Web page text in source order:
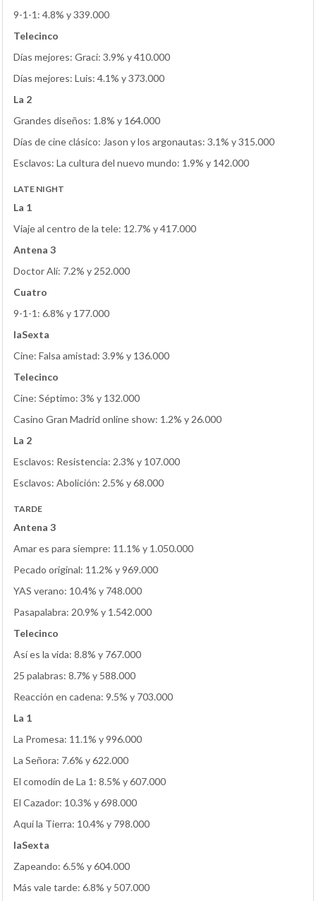
9-1-1: 4.8% y 339.000
Telecinco
Días mejores: Graci: 3.9% y 410.000
Días mejores: Luis: 4.1% y 373.000
La 2
Grandes diseños: 1.8% y 164.000
Días de cine clásico: Jason y los argonautas: 3.1% y 315.000
Esclavos: La cultura del nuevo mundo: 1.9% y 142.000
LATE NIGHT
La 1
Viaje al centro de la tele: 12.7% y 417.000
Antena 3
Doctor Alí: 7.2% y 252.000
Cuatro
9-1-1: 6.8% y 177.000
laSexta
Cine: Falsa amistad: 3.9% y 136.000
Telecinco
Cine: Séptimo: 3% y 132.000
Casino Gran Madrid online show: 1.2% y 26.000
La 2
Esclavos: Resistencia: 2.3% y 107.000
Esclavos: Abolición: 2.5% y 68.000
TARDE
Antena 3
Amar es para siempre: 11.1% y 1.050.000
Pecado original: 11.2% y 969.000
YAS verano: 10.4% y 748.000
Pasapalabra: 20.9% y 1.542.000
Telecinco
Así es la vida: 8.8% y 767.000
25 palabras: 8.7% y 588.000
Reacción en cadena: 9.5% y 703.000
La 1
La Promesa: 11.1% y 996.000
La Señora: 7.6% y 622.000
El comodín de La 1: 8.5% y 607.000
El Cazador: 10.3% y 698.000
Aquí la Tierra: 10.4% y 798.000
laSexta
Zapeando: 6.5% y 604.000
Más vale tarde: 6.8% y 507.000